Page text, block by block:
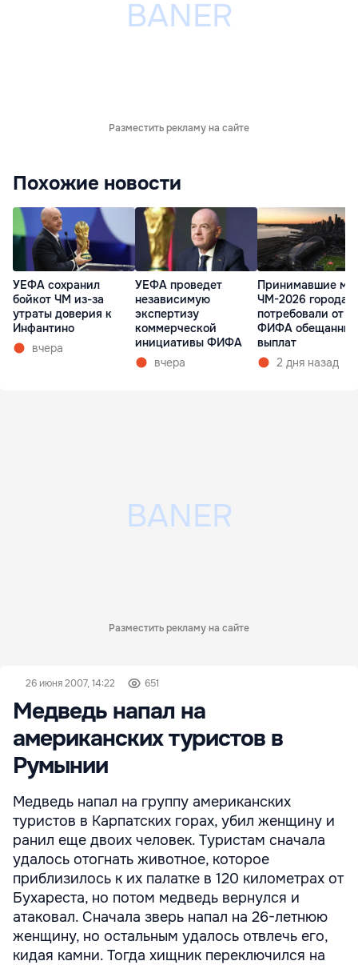
Разместить рекламу на сайте
Похожие новости
УЕФА сохранил
бойкот ЧМ из-за
утраты доверия к
Инфантино
вчера
УЕФА проведет
независимую
экспертизу
коммерческой
инициативы ФИФА
вчера
Принимавшие
ЧМ-2026 города
потребовали от
ФИФА обещанных
выплат
2 дня назад
Разместить рекламу на сайте
26 июня 2007, 14:22 651
Медведь напал на
американских туристов в
Румынии
Медведь напал на группу американских
туристов в Карпатских горах, убил женщину и
ранил еще двоих человек. Туристам сначала
удалось отогнать животное, которое
приблизилось к их палатке в 120 километрах от
Бухареста, но потом медведь вернулся и
атаковал. Сначала зверь напал на 26-летнюю
женщину, но остальным удалось отвлечь его,
кидая камни. Тогда хищник переключился на